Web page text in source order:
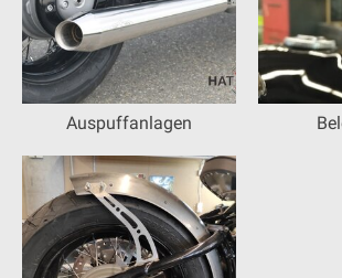
Auspuffanlagen